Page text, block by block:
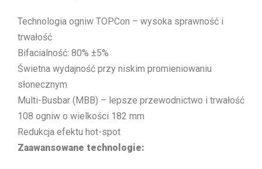
Technologia ogniw TOPCon – wysoka sprawność i
trwałość
Bifacialność: 80% ±5%
Świetna wydajność przy niskim promieniowaniu
słonecznym
Multi-Busbar (MBB) – lepsze przewodnictwo i trwałość
108 ogniw o wielkości 182 mm
Redukcja efektu hot-spot
Zaawansowane technologie: